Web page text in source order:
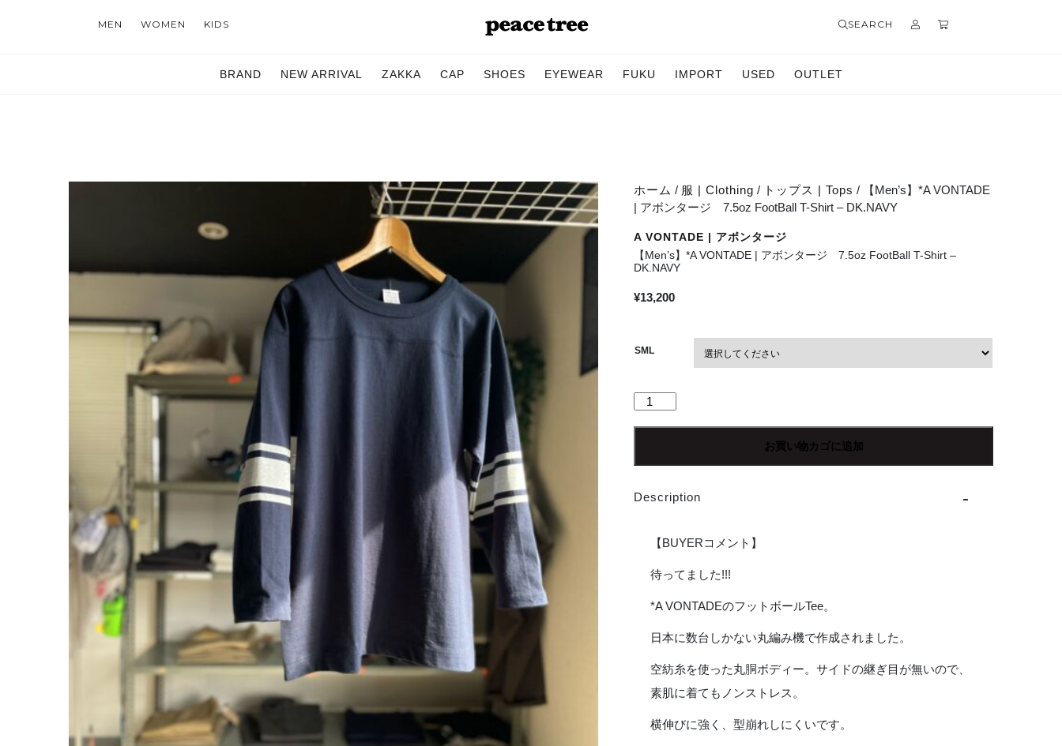
MEN WOMEN KIDS SEARCH
BRAND NEW ARRIVAL ZAKKA CAP SHOES EYEWEAR FUKU IMPORT USED OUTLET
ホーム / 服 | Clothing / トップス | Tops / 【Men’s】*A VONTADE
| アボンタージ 7.5oz FootBall T-Shirt – DK.NAVY
A VONTADE | アボンタージ
【Men’s】*A VONTADE | アボンタージ 7.5oz FootBall T-Shirt –
DK.NAVY
¥13,200
SML
【Men's】
ア
ン
7.5oz
DK.NAVY
お買い物カゴに追加
Description
【BUYERコメント】
待ってました!!!
*A VONTADEのフットボールTee。
日本に数台しかない丸編み機で作成されました。
空紡糸を使った丸胴ボディー。サイドの継ぎ目が無いので、
素肌に着てもノンストレス。
横伸びに強く、型崩れしにくいです。